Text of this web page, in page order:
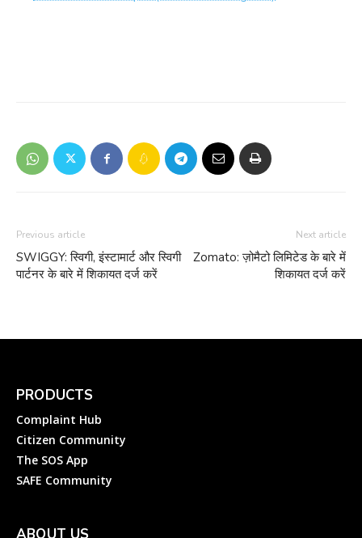
Previous article
SWIGGY: स्विगी, इंस्टामार्ट और स्विगी
पार्टनर के बारे में शिकायत दर्ज करें
Next article
Zomato: ज़ोमैटो लिमिटेड के बारे में
शिकायत दर्ज करें
PRODUCTS
Complaint Hub
Citizen Community
The SOS App
SAFE Community